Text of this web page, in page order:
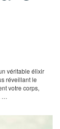
véritable élixir
réveillant le
votre corps,
…